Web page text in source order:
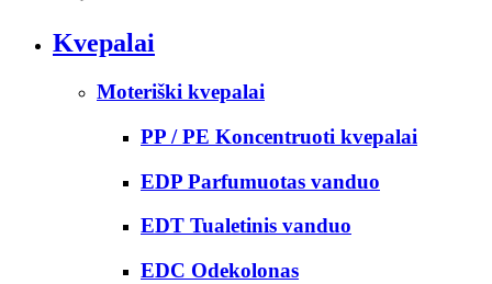
Kvepalai
Moteriški kvepalai
PP / PE Koncentruoti kvepalai
EDP Parfumuotas vanduo
EDT Tualetinis vanduo
EDC Odekolonas